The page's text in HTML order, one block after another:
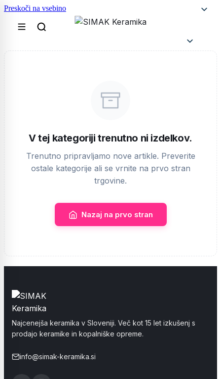
Preskoči na vsebino
V tej kategoriji trenutno ni izdelkov.
Trenutno pripravljamo nove artikle. Preverite
ostale kategorije ali se vrnite na prvo stran
trgovine.
Nazaj na prvo stran
Najcenejša keramika v Sloveniji. Več kot 15 let izkušenj s
prodajo keramike in kopalniške opreme.
info@simak-keramika.si